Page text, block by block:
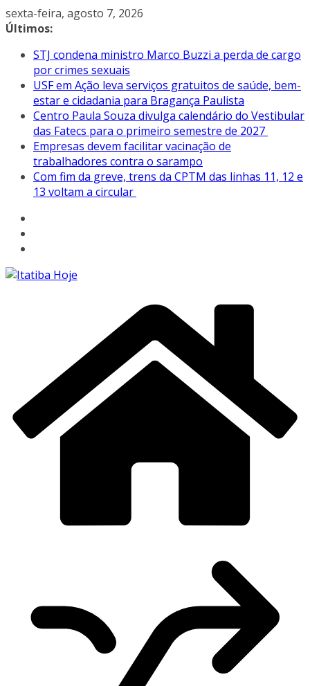
Pular
para
conteúdo
sexta-feira, agosto 7, 2026
Últimos:
STJ condena ministro Marco Buzzi a perda de cargo
por crimes sexuais
USF em Ação leva serviços gratuitos de saúde, bem-
estar e cidadania para Bragança Paulista
Centro Paula Souza divulga calendário do Vestibular
das Fatecs para o primeiro semestre de 2027
Empresas devem facilitar vacinação de
trabalhadores contra o sarampo
Com fim da greve, trens da CPTM das linhas 11, 12 e
13 voltam a circular